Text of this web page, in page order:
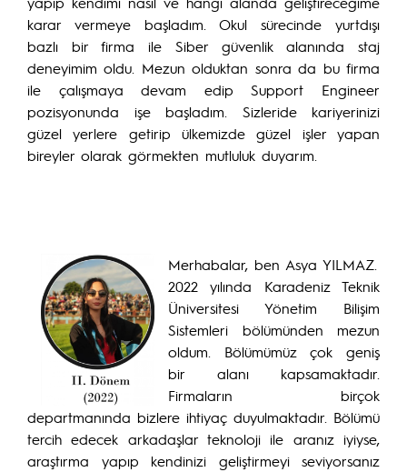
karar vermeye başladım. Okul sürecinde yurtdışı
bazlı bir firma ile Siber güvenlik alanında staj
deneyimim oldu. Mezun olduktan sonra da bu firma
ile çalışmaya devam edip Support Engineer
pozisyonunda işe başladım. Sizleride kariyerinizi
güzel yerlere getirip ülkemizde güzel işler yapan
bireyler olarak görmekten mutluluk duyarım.
Merhabalar, ben Asya YILMAZ.
2022 yılında Karadeniz Teknik
Üniversitesi Yönetim Bilişim
Sistemleri bölümünden mezun
oldum. Bölümümüz çok geniş
bir alanı kapsamaktadır.
Firmaların birçok
departmanında bizlere ihtiyaç duyulmaktadır. Bölümü
tercih edecek arkadaşlar teknoloji ile aranız iyiyse,
araştırma yapıp kendinizi geliştirmeyi seviyorsanız